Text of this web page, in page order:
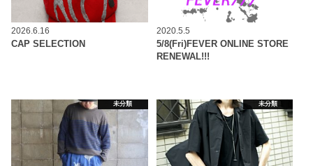
2026.6.16
CAP SELECTION
2020.5.5
5/8(Fri)FEVER ONLINE STORE
RENEWAL!!!
未分類 未分類